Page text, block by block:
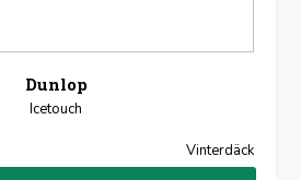
Dunlop
Icetouch
Vinterdäck